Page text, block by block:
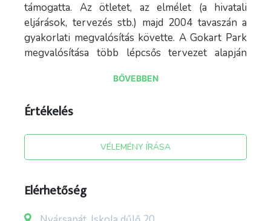
támogatta. Az ötletet, az elmélet (a hivatali
eljárások, tervezés stb.) majd 2004 tavaszán a
gyakorlati megvalósítás követte. A Gokart Park
megvalósítása több lépcsős tervezet alapján
A pálya akkori hossza 301 m lett. Abban az
a barcelonai F1 pálya kicsinyített hasonmására
lett a döntés meghozva, ami az akkor megadott
pályának az avatása 2004. Június 20-án volt egy
ünnepség keretén belül. Ekkor 6db RIMO vázas
BK-1-tip. 200-as HONDA motorral hajtott
BŐVEBBEN
Értékelés
VÉLEMÉNY ÍRÁSA
Elérhetőség